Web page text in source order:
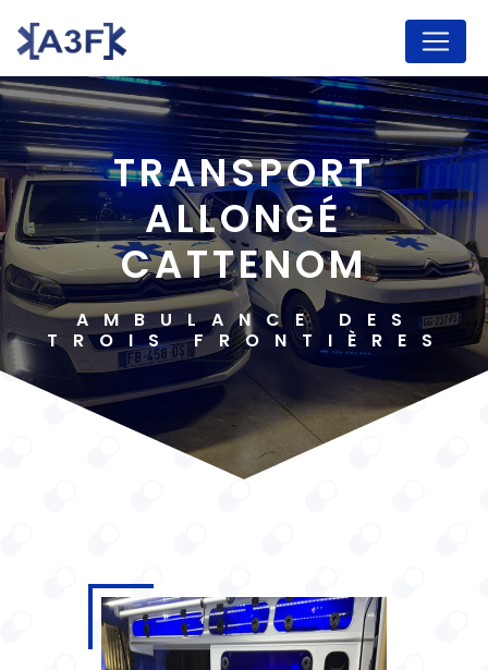
TRANSPORT
ALLONGÉ
CATTENOM
AMBULANCE DES
TROIS FRONTIÈRES